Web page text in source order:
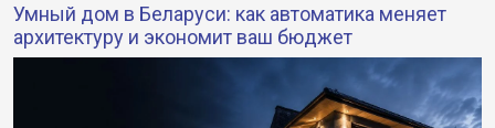
Умный дом в Беларуси: как автоматика меняет
архитектуру и экономит ваш бюджет